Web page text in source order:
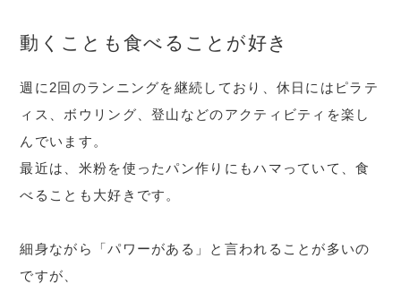
動くことも食べることが好き
週に2回のランニングを継続しており、休日にはピラテ
ィス、ボウリング、登山などのアクティビティを楽し
んでいます。
最近は、米粉を使ったパン作りにもハマっていて、食
べることも大好きです。
細身ながら「パワーがある」と言われることが多いの
ですが、